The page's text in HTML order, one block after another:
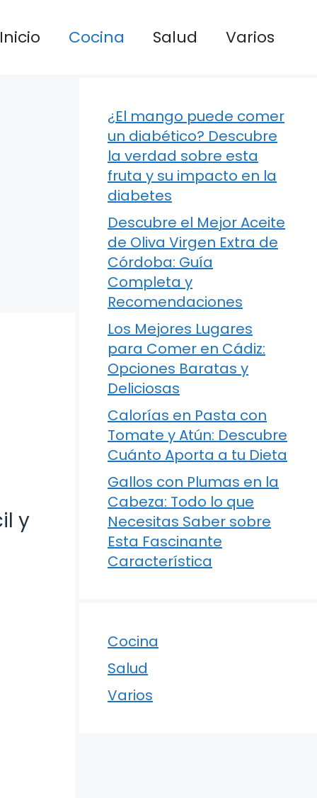
Inicio Cocina Salud Varios
y
¿El mango puede comer
un diabético? Descubre
la verdad sobre esta
fruta y su impacto en la
diabetes
Descubre el Mejor Aceite
de Oliva Virgen Extra de
Córdoba: Guía
Completa y
Recomendaciones
Los Mejores Lugares
para Comer en Cádiz:
Opciones Baratas y
Deliciosas
Calorías en Pasta con
Tomate y Atún: Descubre
Cuánto Aporta a tu Dieta
Gallos con Plumas en la
Cabeza: Todo lo que
Necesitas Saber sobre
Esta Fascinante
Característica
Cocina
Salud
Varios